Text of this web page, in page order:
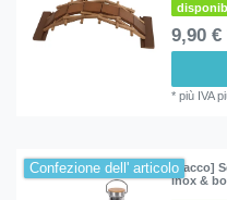
9,90 €
*più IVA
Confezione dell' articolo[Pacco]
inox &